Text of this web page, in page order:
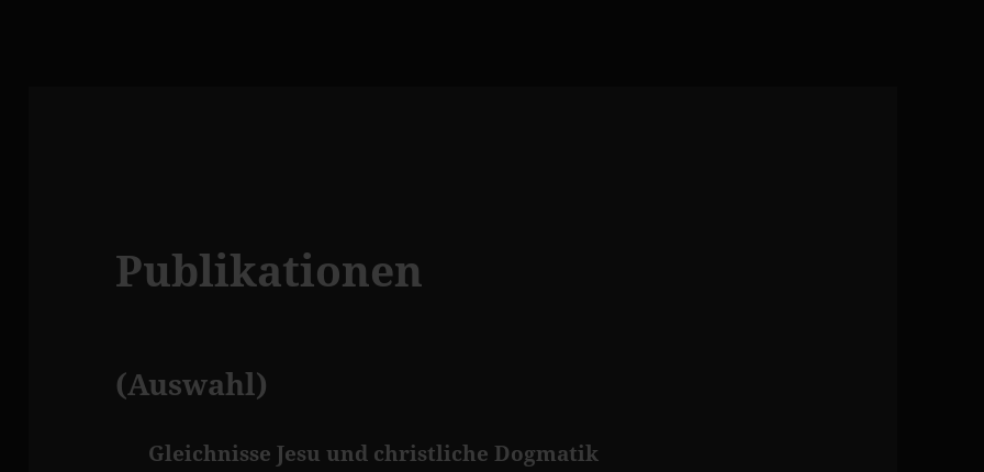
Publikationen
(Auswahl)
Gleichnisse Jesu und christliche Dogmatik